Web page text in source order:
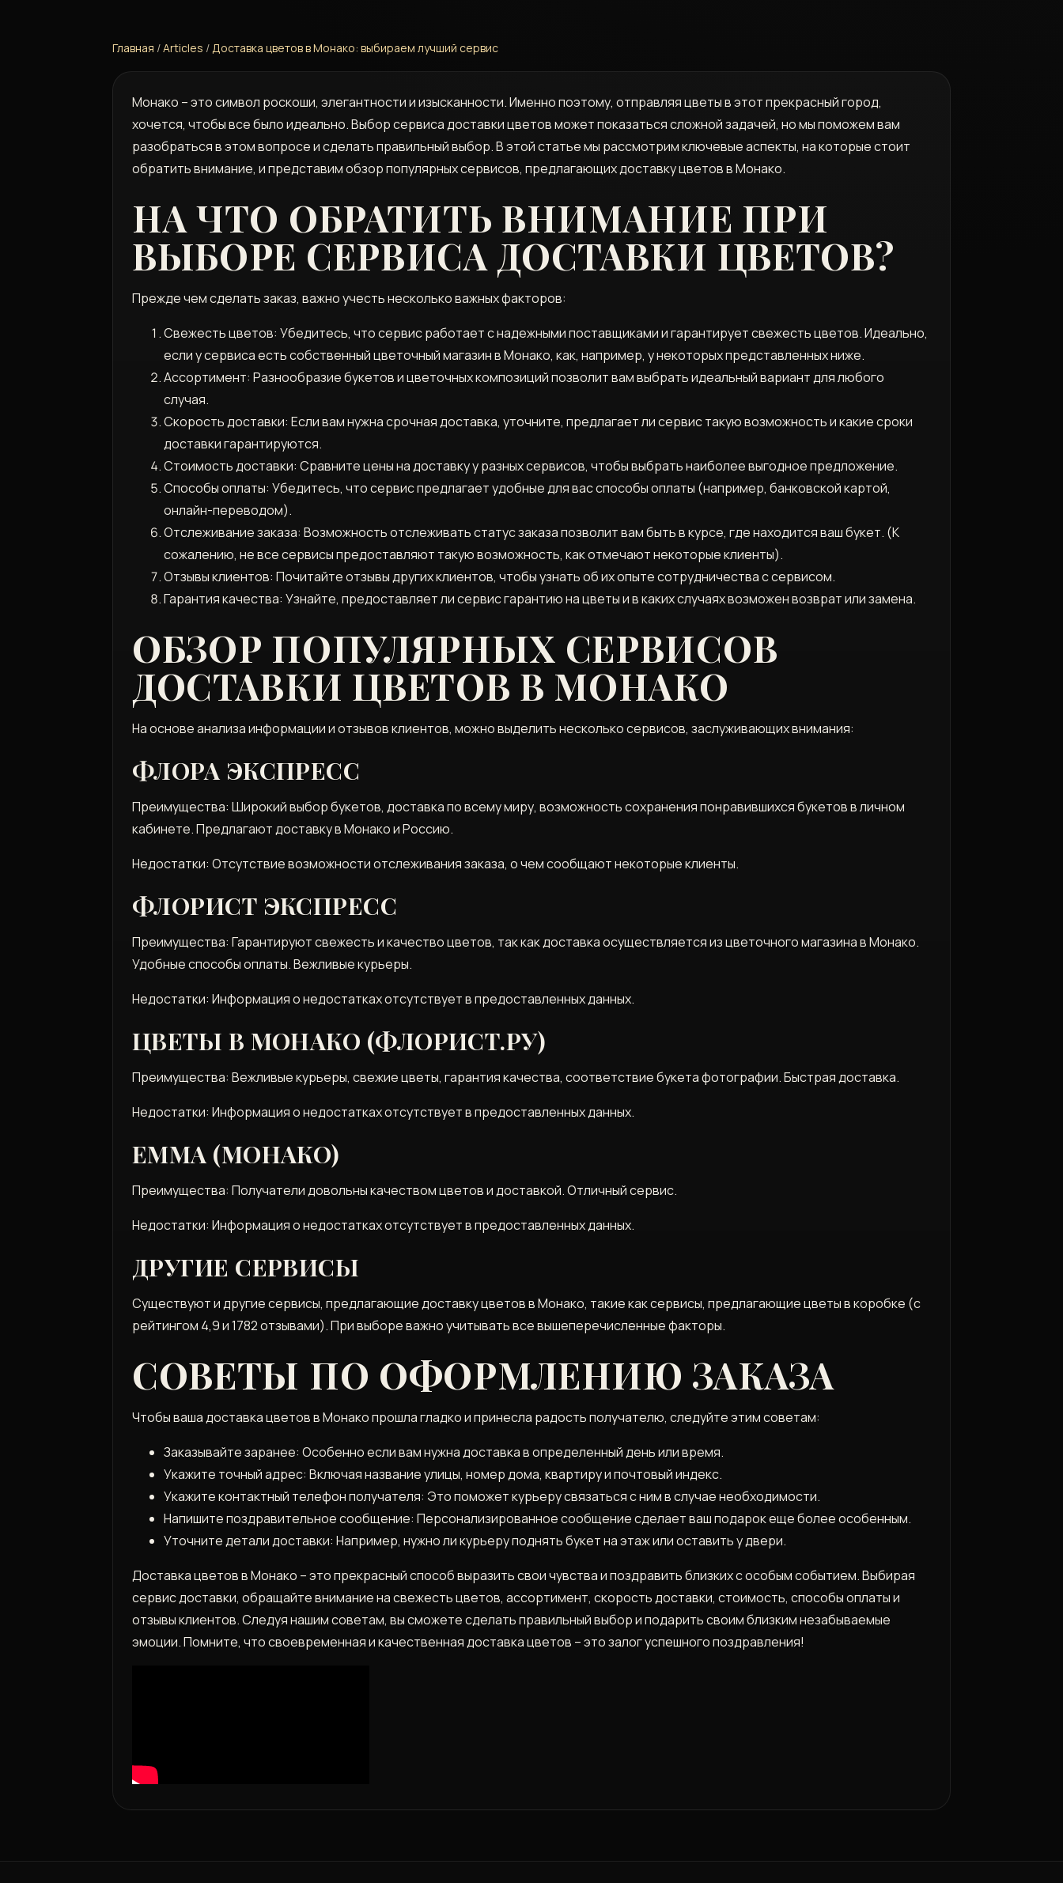
Главная /Articles /Доставка цветов в Монако: выбираем лучший сервис
Монако – это символ роскоши, элегантности и изысканности. Именно поэтому, отправляя цветы в этот прекрасный город,
хочется, чтобы все было идеально. Выбор сервиса доставки цветов может показаться сложной задачей, но мы поможем вам
разобраться в этом вопросе и сделать правильный выбор. В этой статье мы рассмотрим ключевые аспекты, на которые стоит
обратить внимание, и представим обзор популярных сервисов, предлагающих доставку цветов в Монако.
НА ЧТО ОБРАТИТЬ ВНИМАНИЕ ПРИ
ВЫБОРЕ СЕРВИСА ДОСТАВКИ ЦВЕТОВ?
Прежде чем сделать заказ, важно учесть несколько важных факторов:
Свежесть цветов: Убедитесь, что сервис работает с надежными поставщиками и гарантирует свежесть цветов. Идеально,
если у сервиса есть собственный цветочный магазин в Монако, как, например, у некоторых представленных ниже.
Ассортимент: Разнообразие букетов и цветочных композиций позволит вам выбрать идеальный вариант для любого
случая.
Скорость доставки: Если вам нужна срочная доставка, уточните, предлагает ли сервис такую возможность и какие сроки
доставки гарантируются.
Стоимость доставки: Сравните цены на доставку у разных сервисов, чтобы выбрать наиболее выгодное предложение.
Способы оплаты: Убедитесь, что сервис предлагает удобные для вас способы оплаты (например, банковской картой,
онлайн-переводом).
Отслеживание заказа: Возможность отслеживать статус заказа позволит вам быть в курсе, где находится ваш букет. (К
сожалению, не все сервисы предоставляют такую возможность, как отмечают некоторые клиенты).
Отзывы клиентов: Почитайте отзывы других клиентов, чтобы узнать об их опыте сотрудничества с сервисом.
Гарантия качества: Узнайте, предоставляет ли сервис гарантию на цветы и в каких случаях возможен возврат или замена.
ОБЗОР ПОПУЛЯРНЫХ СЕРВИСОВ
ДОСТАВКИ ЦВЕТОВ В МОНАКО
На основе анализа информации и отзывов клиентов, можно выделить несколько сервисов, заслуживающих внимания:
ФЛОРА ЭКСПРЕСС
Преимущества: Широкий выбор букетов, доставка по всему миру, возможность сохранения понравившихся букетов в личном
кабинете. Предлагают доставку в Монако и Россию.
Недостатки: Отсутствие возможности отслеживания заказа, о чем сообщают некоторые клиенты.
ФЛОРИСТ ЭКСПРЕСС
Преимущества: Гарантируют свежесть и качество цветов, так как доставка осуществляется из цветочного магазина в Монако.
Удобные способы оплаты. Вежливые курьеры.
Недостатки: Информация о недостатках отсутствует в предоставленных данных.
ЦВЕТЫ В МОНАКО (ФЛОРИСТ.РУ)
Преимущества: Вежливые курьеры, свежие цветы, гарантия качества, соответствие букета фотографии. Быстрая доставка.
Недостатки: Информация о недостатках отсутствует в предоставленных данных.
EMMA (МОНАКО)
Преимущества: Получатели довольны качеством цветов и доставкой. Отличный сервис.
Недостатки: Информация о недостатках отсутствует в предоставленных данных.
ДРУГИЕ СЕРВИСЫ
Существуют и другие сервисы, предлагающие доставку цветов в Монако, такие как сервисы, предлагающие цветы в коробке (с
рейтингом 4,9 и 1782 отзывами). При выборе важно учитывать все вышеперечисленные факторы.
СОВЕТЫ ПО ОФОРМЛЕНИЮ ЗАКАЗА
Чтобы ваша доставка цветов в Монако прошла гладко и принесла радость получателю, следуйте этим советам:
Заказывайте заранее: Особенно если вам нужна доставка в определенный день или время.
Укажите точный адрес: Включая название улицы, номер дома, квартиру и почтовый индекс.
Укажите контактный телефон получателя: Это поможет курьеру связаться с ним в случае необходимости.
Напишите поздравительное сообщение: Персонализированное сообщение сделает ваш подарок еще более особенным.
Уточните детали доставки: Например, нужно ли курьеру поднять букет на этаж или оставить у двери.
Доставка цветов в Монако – это прекрасный способ выразить свои чувства и поздравить близких с особым событием. Выбирая
сервис доставки, обращайте внимание на свежесть цветов, ассортимент, скорость доставки, стоимость, способы оплаты и
отзывы клиентов. Следуя нашим советам, вы сможете сделать правильный выбор и подарить своим близким незабываемые
эмоции. Помните, что своевременная и качественная доставка цветов – это залог успешного поздравления!